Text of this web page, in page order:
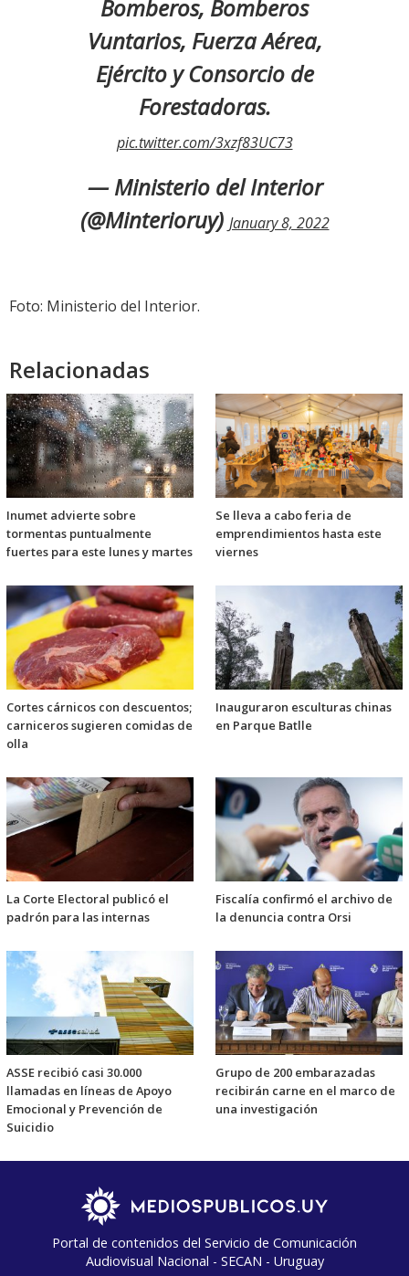
Bomberos, Bomberos
Vuntarios, Fuerza Aérea,
Ejército y Consorcio de
Forestadoras.
pic.twitter.com/3xzf83UC73
— Ministerio del Interior
(@Minterioruy) January 8, 2022
Foto: Ministerio del Interior.
Relacionadas
Inumet advierte sobre
tormentas puntualmente
fuertes para este lunes y martes
Se lleva a cabo feria de
emprendimientos hasta este
viernes
Cortes cárnicos con descuentos;
carniceros sugieren comidas de
olla
Inauguraron esculturas chinas
en Parque Batlle
La Corte Electoral publicó el
padrón para las internas
Fiscalía confirmó el archivo de
la denuncia contra Orsi
ASSE recibió casi 30.000
llamadas en líneas de Apoyo
Emocional y Prevención de
Suicidio
Grupo de 200 embarazadas
recibirán carne en el marco de
una investigación
Portal de contenidos del Servicio de Comunicación
Audiovisual Nacional - SECAN - Uruguay